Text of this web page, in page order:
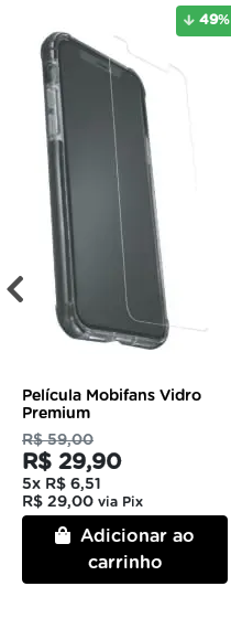
49%
Película Mobifans Vidro
Premium
R$ 59,00
R$ 29,90
5x R$ 6,51
R$ 29,00 via Pix
Adicionar ao
carrinho